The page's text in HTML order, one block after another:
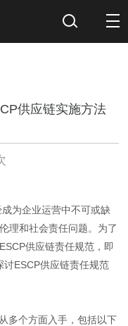
供应链实施方法
为企业运营中不可或缺
理和社会责任问题。为了
供应链责任规范，即
ESCP供应链责任规范
个方面入手，包括以下